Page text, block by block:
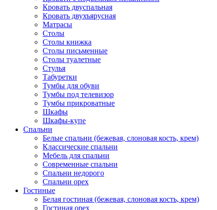
Кровать двуспальная
Кровать двухъярусная
Матрасы
Столы
Столы книжка
Столы письменные
Столы туалетные
Стулья
Табуретки
Тумбы для обуви
Тумбы под телевизор
Тумбы прикроватные
Шкафы
Шкафы-купе
Спальни
Белые спальни (бежевая, слоновая кость, крем)
Классические спальни
Мебель для спальни
Современные спальни
Спальни недорого
Спальни орех
Гостиные
Белая гостиная (бежевая, слоновая кость, крем)
Гостиная орех